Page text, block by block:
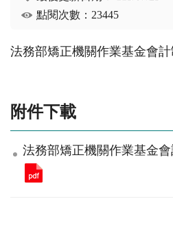
點閱次數：23445
法務部矯正機關作業基金會
附件下載
法務部矯正機關作業基金